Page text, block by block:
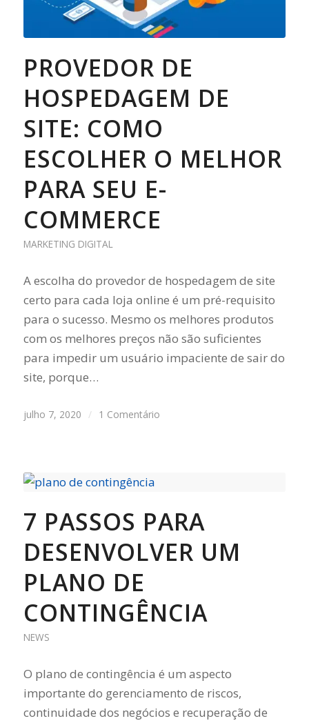
PROVEDOR DE
HOSPEDAGEM DE
SITE: COMO
ESCOLHER O MELHOR
PARA SEU E-
COMMERCE
MARKETING DIGITAL
A escolha do provedor de hospedagem de site
certo para cada loja online é um pré-requisito
para o sucesso. Mesmo os melhores produtos
com os melhores preços não são suficientes
para impedir um usuário impaciente de sair do
site, porque…
julho 7, 2020 / 1 Comentário
7 PASSOS PARA
DESENVOLVER UM
PLANO DE
CONTINGÊNCIA
NEWS
O plano de contingência é um aspecto
importante do gerenciamento de riscos,
continuidade dos negócios e recuperação de